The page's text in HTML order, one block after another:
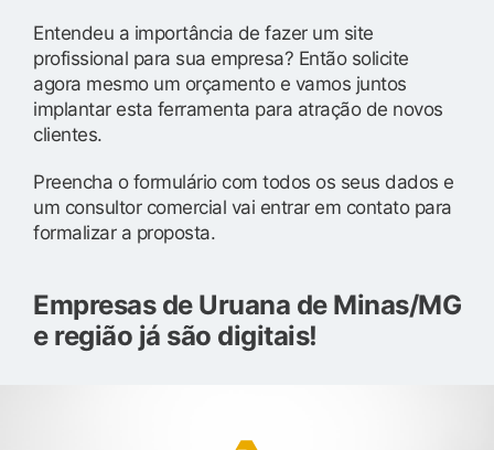
Entendeu a importância de fazer um site
profissional para sua empresa? Então solicite
agora mesmo um orçamento e vamos juntos
implantar esta ferramenta para atração de novos
clientes.
Preencha o formulário com todos os seus dados e
um consultor comercial vai entrar em contato para
formalizar a proposta.
Empresas de Uruana de Minas/MG
e região já são digitais!